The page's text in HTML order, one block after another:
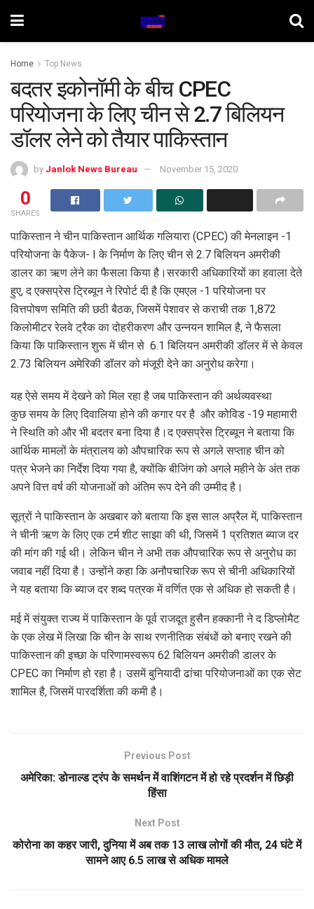
Home Top News
बदतर इकोनॉमी के बीच CPEC
परियोजना के लिए चीन से 2.7 बिलियन
डॉलर लेने को तैयार पाकिस्तान
by Janlok News Bureau November 15, 2020
0
SHARES
पाकिस्तान ने चीन पाकिस्तान आर्थिक गलियारा (CPEC) की मेनलाइन -1
परियोजना के पैकेज- I के निर्माण के लिए चीन से 2.7 बिलियन अमरीकी
डालर का ऋण लेने का फैसला किया है।सरकारी अधिकारियों का हवाला देते
हुए, द एक्सप्रेस ट्रिब्यून ने रिपोर्ट दी है कि एमएल -1 परियोजना पर
वित्तपोषण समिति की छठी बैठक, जिसमें पेशावर से कराची तक 1,872
किलोमीटर रेलवे ट्रैक का दोहरीकरण और उन्नयन शामिल है, ने फैसला
किया कि पाकिस्तान शुरू में चीन से 6.1 बिलियन अमरीकी डॉलर में से केवल
2.73 बिलियन अमेरिकी डॉलर को मंजूरी देने का अनुरोध करेगा।
यह ऐसे समय में देखने को मिल रहा है जब पाकिस्तान की अर्थव्यवस्था
कुछ समय के लिए दिवालिया होने की कगार पर है और कोविड -19 महामारी
ने स्थिति को और भी बदतर बना दिया है।द एक्सप्रेस ट्रिब्यून ने बताया कि
आर्थिक मामलों के मंत्रालय को औपचारिक रूप से अगले सप्ताह चीन को
पत्र भेजने का निर्देश दिया गया है, क्योंकि बीजिंग को अगले महीने के अंत तक
अपने वित्त वर्ष की योजनाओं को अंतिम रूप देने की उम्मीद है।
सूत्रों ने पाकिस्तान के अखबार को बताया कि इस साल अप्रैल में, पाकिस्तान
ने चीनी ऋण के लिए एक टर्म शीट साझा की थी, जिसमें 1 प्रतिशत ब्याज दर
की मांग की गई थी। लेकिन चीन ने अभी तक औपचारिक रूप से अनुरोध का
जवाब नहीं दिया है। उन्होंने कहा कि अनौपचारिक रूप से चीनी अधिकारियों
ने यह बताया कि ब्याज दर शब्द पत्रक में वर्णित एक से अधिक हो सकती है।
मई में संयुक्त राज्य में पाकिस्तान के पूर्व राजदूत हुसैन हक्कानी ने द डिप्लोमैट
के एक लेख में लिखा कि चीन के साथ रणनीतिक संबंधों को बनाए रखने की
पाकिस्तान की इच्छा के परिणामस्वरूप 62 बिलियन अमरीकी डालर के
CPEC का निर्माण हो रहा है। उसमें बुनियादी ढांचा परियोजनाओं का एक सेट
शामिल है, जिसमें पारदर्शिता की कमी है।
Previous Post
अमेरिका: डोनाल्ड ट्रंप के समर्थन में वाशिंगटन में हो रहे प्रदर्शन में छिड़ी
हिंसा
Next Post
कोरोना का कहर जारी, दुनिया में अब तक 13 लाख लोगों की मौत, 24 घंटे में
सामने आए 6.5 लाख से अधिक मामले